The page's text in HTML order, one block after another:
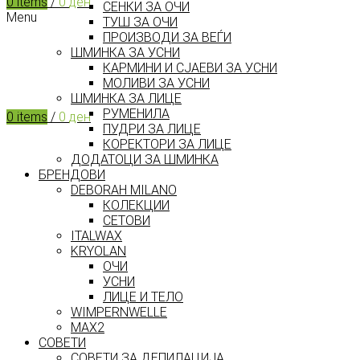
Menu
0 items / 0 ден
СЕНКИ ЗА ОЧИ
ТУШ ЗА ОЧИ
ПРОИЗВОДИ ЗА ВЕЃИ
ШМИНКА ЗА УСНИ
КАРМИНИ И СЈАЕВИ ЗА УСНИ
МОЛИВИ ЗА УСНИ
ШМИНКА ЗА ЛИЦЕ
РУМЕНИЛА
ПУДРИ ЗА ЛИЦЕ
КОРЕКТОРИ ЗА ЛИЦЕ
ДОДАТОЦИ ЗА ШМИНКА
БРЕНДОВИ
DEBORAH MILANO
КОЛЕКЦИИ
СЕТОВИ
ITALWAX
KRYOLAN
ОЧИ
УСНИ
ЛИЦЕ И ТЕЛО
WIMPERNWELLE
MAX2
СОВЕТИ